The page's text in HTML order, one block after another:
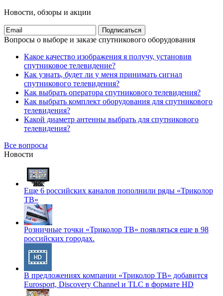
Новости, обзоры и акции
Подписаться
Вопросы о выборе и заказе спутникового оборудования
Какое качество изображения я получу, установив
спутниковое телевидение?
Как узнать, будет ли у меня принимать сигнал
спутникового телевидения?
Как выбрать оператора спутникового телевидения?
Как выбрать комплект оборудования для спутникового
телевидения?
Какой диаметр антенны выбрать для спутникового
телевидения?
Все вопросы
Новости
Еще 6 российских каналов пополнили ряды «Триколор
ТВ»
Розничные точки «Триколор ТВ» появляться еще в 98
российских городах.
В предложениях компании «Триколор ТВ» добавится
Eurosport, Discovery Channel и TLC в формате HD